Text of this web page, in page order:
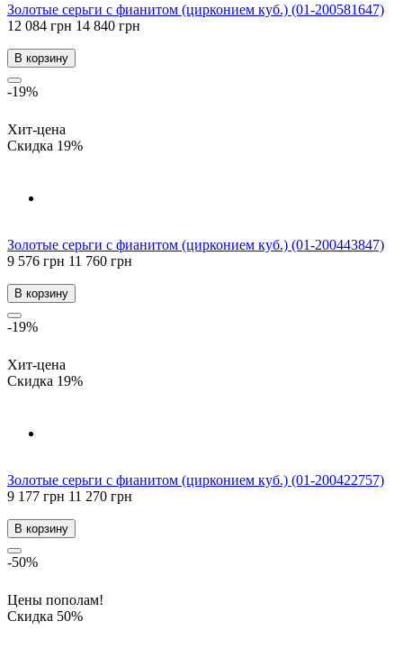
Золотые серьги с фианитом (цирконием куб.) (01-200581647)
12 084 грн 14 840 грн
В корзину
-19%
Хит-цена
Скидка 19%
Золотые серьги с фианитом (цирконием куб.) (01-200443847)
9 576 грн 11 760 грн
В корзину
-19%
Хит-цена
Скидка 19%
Золотые серьги с фианитом (цирконием куб.) (01-200422757)
9 177 грн 11 270 грн
В корзину
-50%
Цены пополам!
Скидка 50%